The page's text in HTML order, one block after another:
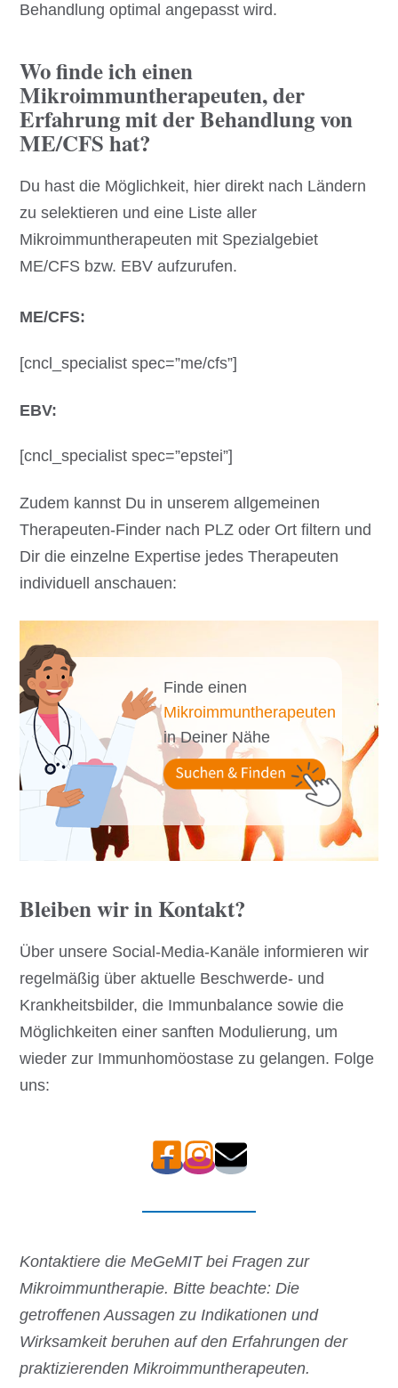
Behandlung optimal angepasst wird.
Wo finde ich einen
Mikroimmuntherapeuten, der
Erfahrung mit der Behandlung von
ME/CFS hat?
Du hast die Möglichkeit, hier direkt nach Ländern
zu selektieren und eine Liste aller
Mikroimmuntherapeuten mit Spezialgebiet
ME/CFS bzw. EBV aufzurufen.
ME/CFS:
[cncl_specialist spec=”me/cfs”]
EBV:
[cncl_specialist spec=”epstei”]
Zudem kannst Du in unserem allgemeinen
Therapeuten-Finder nach PLZ oder Ort filtern und
Dir die einzelne Expertise jedes Therapeuten
individuell anschauen:
Finde einen
Mikroimmuntherapeuten
in Deiner Nähe
Bleiben wir in Kontakt?
Über unsere Social-Media-Kanäle informieren wir
regelmäßig über aktuelle Beschwerde- und
Krankheitsbilder, die Immunbalance sowie die
Möglichkeiten einer sanften Modulierung, um
wieder zur Immunhomöostase zu gelangen. Folge
uns:
Kontaktiere die MeGeMIT bei Fragen zur
Mikroimmuntherapie. Bitte beachte: Die
getroffenen Aussagen zu Indikationen und
Wirksamkeit beruhen auf den Erfahrungen der
praktizierenden Mikroimmuntherapeuten.